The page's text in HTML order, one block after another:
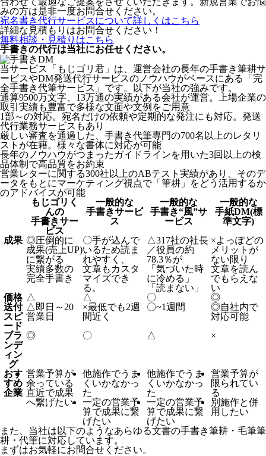
みの方は是非一度お問合せください。
宛名書き代行サービスについて詳しくはこちら
詳細な見積もりはお問合せください！
無料相談・見積りはこちら
手書きの代行は当社にお任せください。
当サービス「もじゴリ君」は、運営会社の長年の手書き筆耕サ
ービスやDM発送代行サービスのノウハウがベースにある「完
全手書き代筆サービス」です。以下が当社の強みです。
通算9500万文字、13万通の実績がある会社が運営。上場企業の
取引実績も豊富で多様な文面や文例をご用意
1部～の対応。宛名だけの依頼や定期的な発注にも対応。発送
代行業務サービスもあり
厳しい審査を通過した、手書き代筆専門の700名以上のレタリ
ストが在籍。様々な書体に対応が可能
長年のノウハウがつまったガイドラインを用いた3回以上の検
品体制で高品質をお約束
営業レターに関する300社以上のABテスト実績があり、そのデ
ータをもとにマーケティング視点で「筆耕」をどう活用するか
のアドバイスが可能
もじゴリく
んの
手書きサー
ビス
一般的な
手書きサービ
ス
一般的な
手書き“風”サ
ービス
一般的な
手紙DM(標
準文字)
成果 ◎圧倒的に
成果(売上UP)
に繋がる
実績多数の
完全手書き
〇手が込んで
いるため読ま
れやすく、
文章もカスタ
マイズでき
る。
△317社の社長
／役員の約
78.3％が
「気づいた時
に冷める」
「読まない」
×よっぽどの
メリットが
ない限り
文章を読ん
でもらえな
い
価格 △ △ 〇
◎
送付
スピ
ード
△ 即日～20
営業日
×最低でも2週
間近く
〇~1週間 ◎自社内で
対応可能
ブラ
ンデ
ィン
グ
◎ 〇 △ ×
おす
すめ
企業
営業予算が
余っている
直近で成果
へ繋げたい
他施作でうま
くいかなかっ
た
一定の営業予
算で成果に繋
げたい
他施作でうま
くいかなかっ
た
一定の営業予
算で成果に繋
げたい
営業予算が
限られてい
る
別施作と併
用したい
また、当社は以下のようなあらゆる文書の手書き筆耕・毛筆筆
耕・代筆に対応しています。
まずはお気軽にお問合せください。